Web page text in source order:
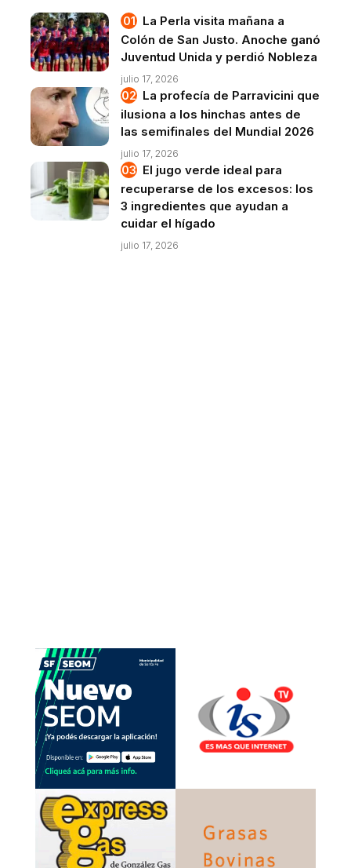
La Perla visita mañana a
Colón de San Justo. Anoche ganó
Juventud Unida y perdió Nobleza
julio 17, 2026
La profecía de Parravicini que
ilusiona a los hinchas antes de
las semifinales del Mundial 2026
julio 17, 2026
El jugo verde ideal para
recuperarse de los excesos: los
3 ingredientes que ayudan a
cuidar el hígado
julio 17, 2026